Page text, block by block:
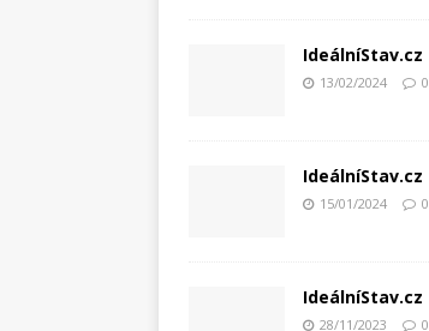
IdeálníStav.cz
13/02/2024 0
IdeálníStav.cz
15/01/2024 0
IdeálníStav.cz
28/11/2023 0